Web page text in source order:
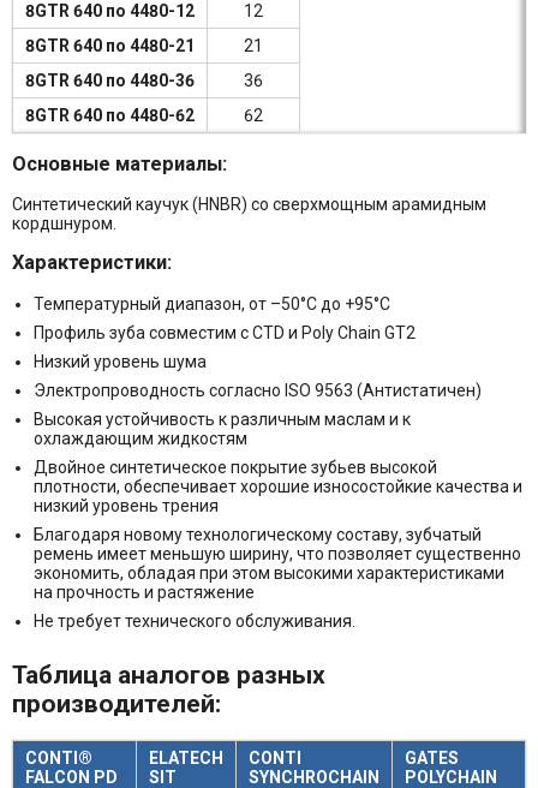
8GTR 640 по 4480-12
12
8GTR 640 по 4480-21
21
8GTR 640 по 4480-36
36
8GTR 640 по 4480-62
62
Основные материалы:
Cинтетический каучук (HNBR) со сверхмощным арамидным
кордшнуром.
Характеристики:
Температурный диапазон, от –50°C до +95°C
Профиль зуба совместим с CTD и Poly Chain GT2
Низкий уровень шума
Электропроводность согласно ISO 9563 (Антистатичен)
Высокая устойчивость к различным маслам и к
охлаждающим жидкостям
Двойное синтетическое покрытие зубьев высокой
плотности, обеспечивает хорошие износостойкие качества и
низкий уровень трения
Благодаря новому технологическому составу, зубчатый
ремень имеет меньшую ширину, что позволяет существенно
экономить, обладая при этом высокими характеристиками
на прочность и растяжение
Не требует технического обслуживания.
Таблица аналогов разных
производителей:
CONTI®
FALCON PD
ELATECH
SIT
CONTI
SYNCHROCHAIN
GATES
POLYCHAIN